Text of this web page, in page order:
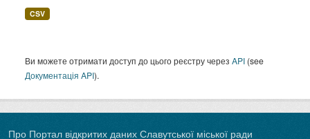
CSV
Ви можете отримати доступ до цього реєстру через API (see
Документація API).
Про Портал відкритих даних Славутської міської ради